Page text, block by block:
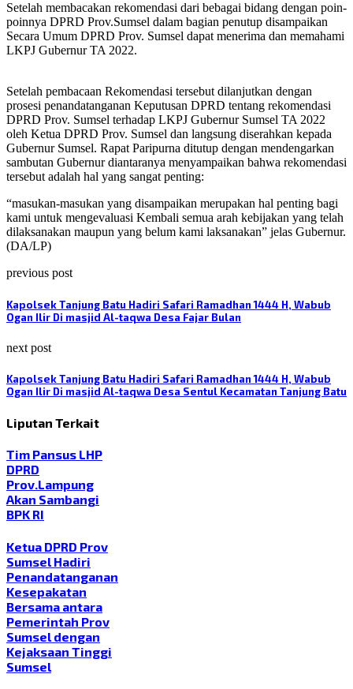
Setelah membacakan rekomendasi dari bebagai bidang dengan poin-
poinnya DPRD Prov.Sumsel dalam bagian penutup disampaikan
Secara Umum DPRD Prov. Sumsel dapat menerima dan memahami
LKPJ Gubernur TA 2022.
Setelah pembacaan Rekomendasi tersebut dilanjutkan dengan
prosesi penandatanganan Keputusan DPRD tentang rekomendasi
DPRD Prov. Sumsel terhadap LKPJ Gubernur Sumsel TA 2022
oleh Ketua DPRD Prov. Sumsel dan langsung diserahkan kepada
Gubernur Sumsel. Rapat Paripurna ditutup dengan mendengarkan
sambutan Gubernur diantaranya menyampaikan bahwa rekomendasi
tersebut adalah hal yang sangat penting:
“masukan-masukan yang disampaikan merupakan hal penting bagi
kami untuk mengevaluasi Kembali semua arah kebijakan yang telah
dilaksanakan maupun yang belum kami laksanakan” jelas Gubernur.
(DA/LP)
previous post
Kapolsek Tanjung Batu Hadiri Safari Ramadhan 1444 H, Wabub
Ogan Ilir Di masjid Al-taqwa Desa Fajar Bulan
next post
Kapolsek Tanjung Batu Hadiri Safari Ramadhan 1444 H, Wabub
Ogan Ilir Di masjid Al-taqwa Desa Sentul Kecamatan Tanjung Batu
Liputan Terkait
Tim Pansus LHP
DPRD
Prov.Lampung
Akan Sambangi
BPK RI
Ketua DPRD Prov
Sumsel Hadiri
Penandatanganan
Kesepakatan
Bersama antara
Pemerintah Prov
Sumsel dengan
Kejaksaan Tinggi
Sumsel